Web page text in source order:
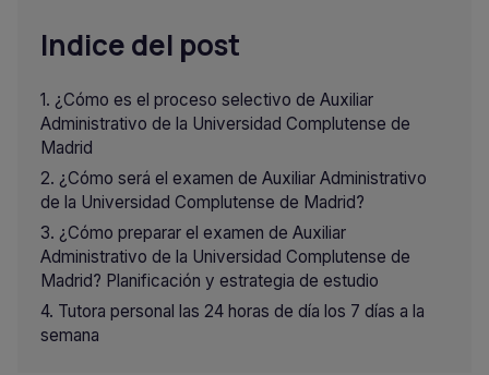
Indice del post
¿Cómo es el proceso selectivo de Auxiliar
Administrativo de la Universidad Complutense de
Madrid
¿Cómo será el examen de Auxiliar Administrativo
de la Universidad Complutense de Madrid?
¿Cómo preparar el examen de Auxiliar
Administrativo de la Universidad Complutense de
Madrid? Planificación y estrategia de estudio
Tutora personal las 24 horas de día los 7 días a la
semana